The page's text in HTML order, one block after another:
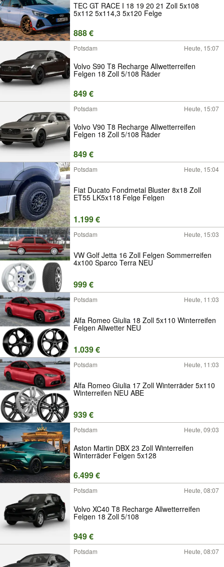
TEC GT RACE I 18 19 20 21 Zoll 5x108
5x112 5x114,3 5x120 Felge
888 €
Potsdam Heute, 15:07
Volvo S90 T8 Recharge Allwetterreifen
Felgen 18 Zoll 5/108 Räder
849 €
Potsdam Heute, 15:07
Volvo V90 T8 Recharge Allwetterreifen
Felgen 18 Zoll 5/108 Räder
849 €
Potsdam Heute, 15:04
Fiat Ducato Fondmetal Bluster 8x18 Zoll
ET55 LK5x118 Felge Felgen
1.199 €
Potsdam Heute, 15:03
VW Golf Jetta 16 Zoll Felgen Sommerreifen
4x100 Sparco Terra NEU
999 €
Potsdam Heute, 11:03
Alfa Romeo Giulia 18 Zoll 5x110 Winterreifen
Felgen Allwetter NEU
1.039 €
Potsdam Heute, 11:03
Alfa Romeo Giulia 17 Zoll Winterräder 5x110
Winterreifen NEU ABE
939 €
Potsdam Heute, 09:03
Aston Martin DBX 23 Zoll Winterreifen
Winterräder Felgen 5x128
6.499 €
Potsdam Heute, 08:07
Volvo XC40 T8 Recharge Allwetterreifen
Felgen 18 Zoll 5/108
949 €
Potsdam Heute, 08:07